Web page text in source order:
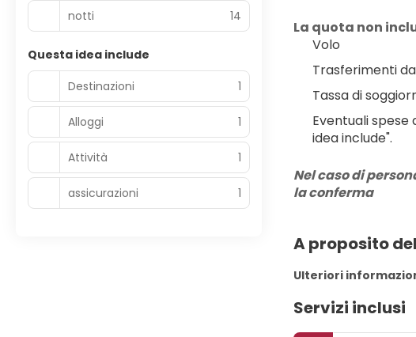
La quota non
Volo
Trasferimenti
Tassa di
Eventuali
idea include".
Nel caso di
la conferma
A proposito
Ulteriori
Servizi inclusi
notti 14
Questa idea include
Destinazioni
1
Alloggi 1
Attività 1
assicurazioni 1